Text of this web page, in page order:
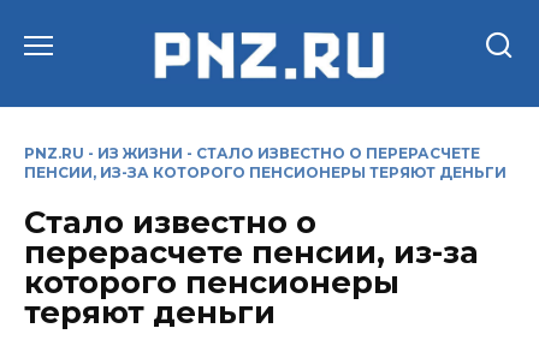
PNZ.RU - ИЗ ЖИЗНИ - СТАЛО ИЗВЕСТНО О ПЕРЕРАСЧЕТЕ
ПЕНСИИ, ИЗ-ЗА КОТОРОГО ПЕНСИОНЕРЫ ТЕРЯЮТ ДЕНЬГИ
Стало известно о
перерасчете пенсии, из-за
которого пенсионеры
теряют деньги